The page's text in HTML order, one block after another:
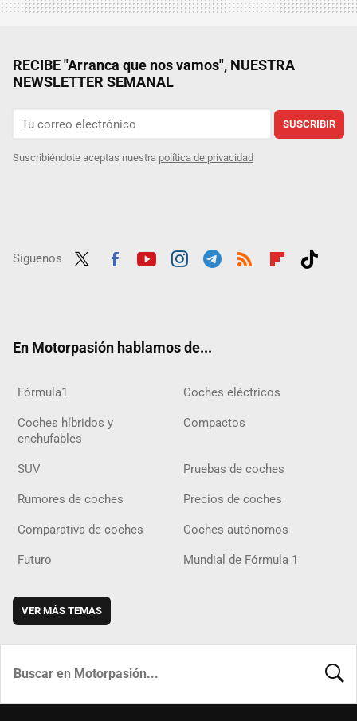
RECIBE "Arranca que nos vamos", NUESTRA
NEWSLETTER SEMANAL
SUSCRIBIR
Suscribiéndote aceptas nuestra política de privacidad
Síguenos
En Motorpasión hablamos de...
Fórmula1 Coches eléctricos
Coches híbridos y
enchufables
Compactos
SUV Pruebas de coches
Rumores de coches Precios de coches
Comparativa de coches Coches autónomos
Futuro Mundial de Fórmula 1
VER MÁS TEMAS